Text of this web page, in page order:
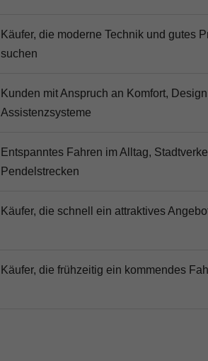
Käufer, die moderne Technik und gutes
suchen
Kunden mit Anspruch an Komfort,
Assistenzsysteme
Entspanntes Fahren im Alltag,
Pendelstrecken
Käufer, die schnell ein attraktives
Käufer, die frühzeitig ein kommendes